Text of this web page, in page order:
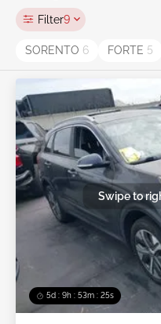
Filter9
SORENTO 6 FORTE 5
5d : 9h : 53m : 22s
Swipe to